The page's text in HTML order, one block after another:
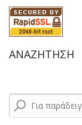
ΑΝΑΖΗΤΗΣΗ